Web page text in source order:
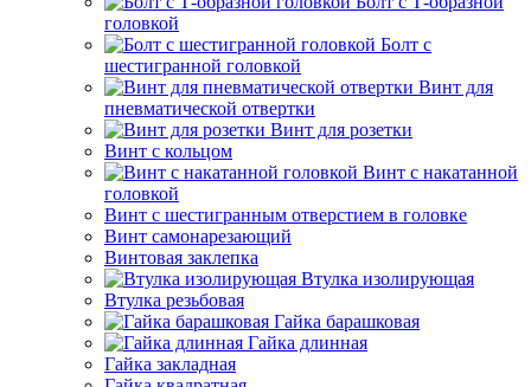
головкой
Болт с
шестигранной головкой
Винт для
пневматической отвертки
Винт для розетки
Винт с кольцом
Винт с накатанной
головкой
Винт с шестигранным отверстием в головке
Винт самонарезающий
Винтовая заклепка
Втулка изолирующая
Втулка резьбовая
Гайка барашковая
Гайка длинная
Гайка закладная